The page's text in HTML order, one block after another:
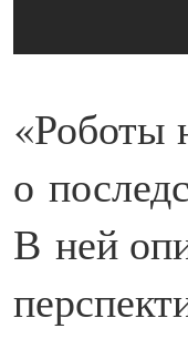
«Роботы
о
В ней